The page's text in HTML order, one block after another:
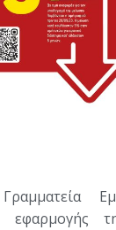
εφαρμογής